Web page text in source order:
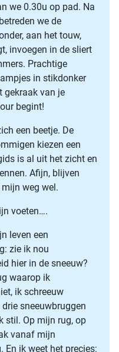
we 0.30u op pad. Na
we de
aan het touw,
invoegen in de sliert
Prachtige
in stikdonker
gekraak van je
begint!
een beetje. De
kiezen een
is al uit het zicht en
Afijn, blijven
weg wel.
voeten….
leven een
zie ik nou
hier in de sneeuw?
waarop ik
ik schreeuw
sneeuwbruggen
stil. Op mijn rug, op
vanaf mijn
En ik weet het precies: